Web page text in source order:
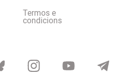
Termos e
condicions